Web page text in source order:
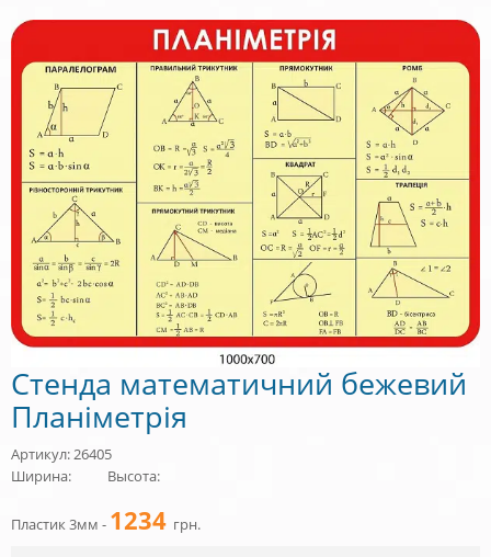
Стенда математичний бежевий
Планіметрія
Артикул: 26405
Ширина:
Высота:
Пластик 3мм - 1234 грн.